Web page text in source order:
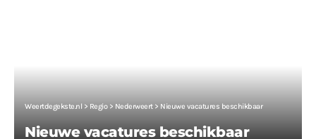
Weertdegekste.nl > Regio> Nederweert> Nieuwe vacatures beschikbaar
Nieuwe vacatures beschikbaar